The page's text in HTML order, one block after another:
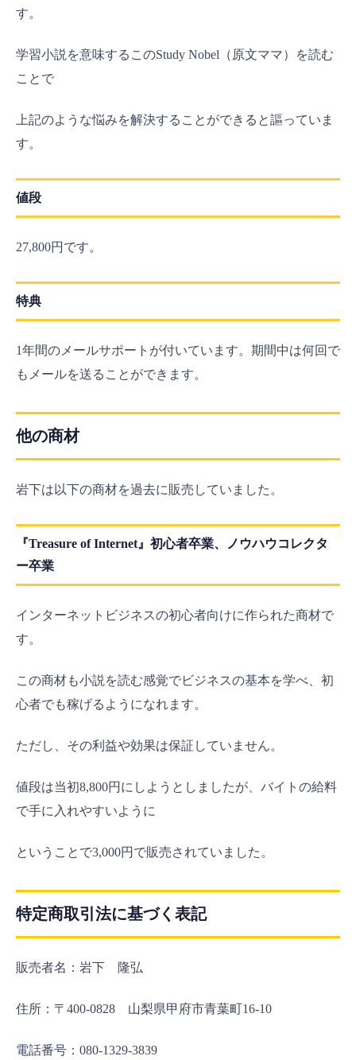
す。
学習小説を意味するこのStudy Nobel（原文ママ）を読む
ことで
上記のような悩みを解決することができると謳っていま
す。
値段
27,800円です。
特典
1年間のメールサポートが付いています。期間中は何回で
もメールを送ることができます。
他の商材
岩下は以下の商材を過去に販売していました。
『Treasure of Internet』初心者卒業、ノウハウコレクタ
ー卒業
インターネットビジネスの初心者向けに作られた商材で
す。
この商材も小説を読む感覚でビジネスの基本を学べ、初
心者でも稼げるようになれます。
ただし、その利益や効果は保証していません。
値段は当初8,800円にしようとしましたが、バイトの給料
で手に入れやすいように
ということで3,000円で販売されていました。
特定商取引法に基づく表記
販売者名：岩下 隆弘
住所：〒400-0828 山梨県甲府市青葉町16-10
電話番号：080-1329-3839